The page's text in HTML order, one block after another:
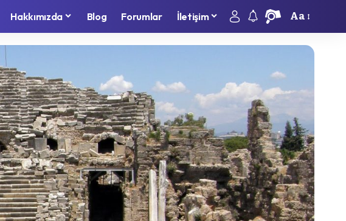
Hakkımızda Blog Forumlar İletişim Aa